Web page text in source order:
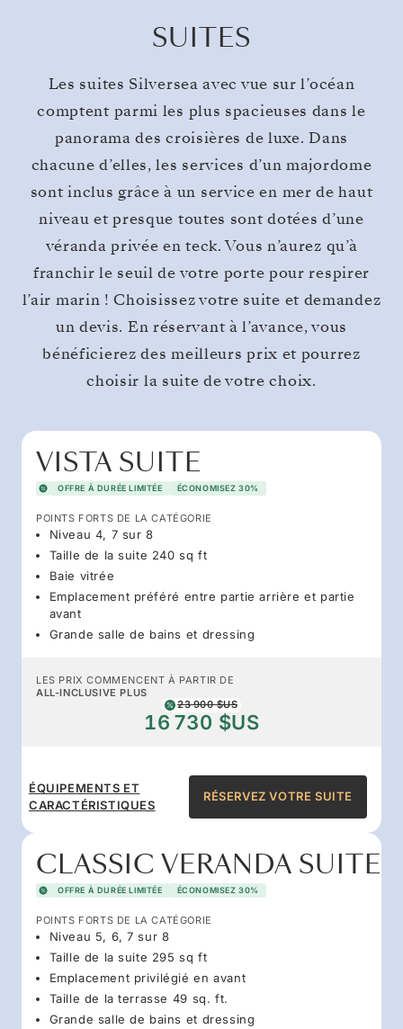
SUITES
Les suites Silversea avec vue sur l’océan
comptent parmi les plus spacieuses dans le
panorama des croisières de luxe. Dans
chacune d’elles, les services d’un majordome
sont inclus grâce à un service en mer de haut
niveau et presque toutes sont dotées d’une
véranda privée en teck. Vous n’aurez qu’à
franchir le seuil de votre porte pour respirer
l’air marin ! Choisissez votre suite et demandez
un devis. En réservant à l’avance, vous
bénéficierez des meilleurs prix et pourrez
choisir la suite de votre choix.
VISTA SUITE
OFFRE À DURÉE LIMITÉE ÉCONOMISEZ 30%
POINTS FORTS DE LA CATÉGORIE
Niveau 4, 7 sur 8
Taille de la suite 240 sq ft
Baie vitrée
Emplacement préféré entre partie arrière et partie
avant
Grande salle de bains et dressing
LES PRIX COMMENCENT À PARTIR DE
ALL-INCLUSIVE PLUS
23 900 $US
16 730 $US
ÉQUIPEMENTS ET
CARACTÉRISTIQUES
RÉSERVEZ VOTRE SUITE
CLASSIC VERANDA SUITE
OFFRE À DURÉE LIMITÉE ÉCONOMISEZ 30%
POINTS FORTS DE LA CATÉGORIE
Niveau 5, 6, 7 sur 8
Taille de la suite 295 sq ft
Emplacement privilégié en avant
Taille de la terrasse 49 sq. ft.
Grande salle de bains et dressing